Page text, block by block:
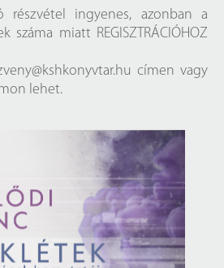
részvétel ingyenes, azonban a
száma miatt REGISZTRÁCIÓHOZ
címen vagy
lehet.